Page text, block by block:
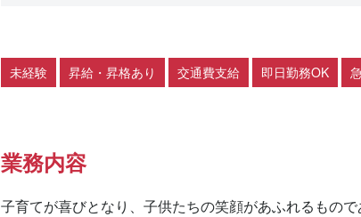
未経験 昇給・昇格あり 交通費支給 即日勤務OK
業務内容
子育てが喜びとなり、子供たちの笑顔があふれるもの